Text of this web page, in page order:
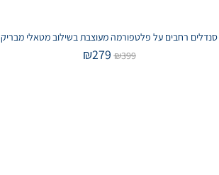
סנדלים רחבים על פלטפורמה מעוצבת בשילוב מטאלי מבריק
₪399
₪279